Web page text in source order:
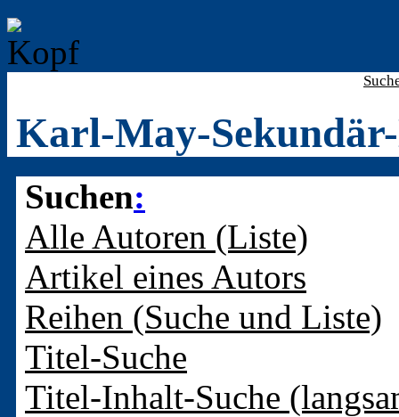
Karl-May-
Suchen:
Alle Autoren (Liste)
Artikel eines Autors
Reihen (Suche und Liste)
Titel-Suche
Titel-Inhalt-Suche